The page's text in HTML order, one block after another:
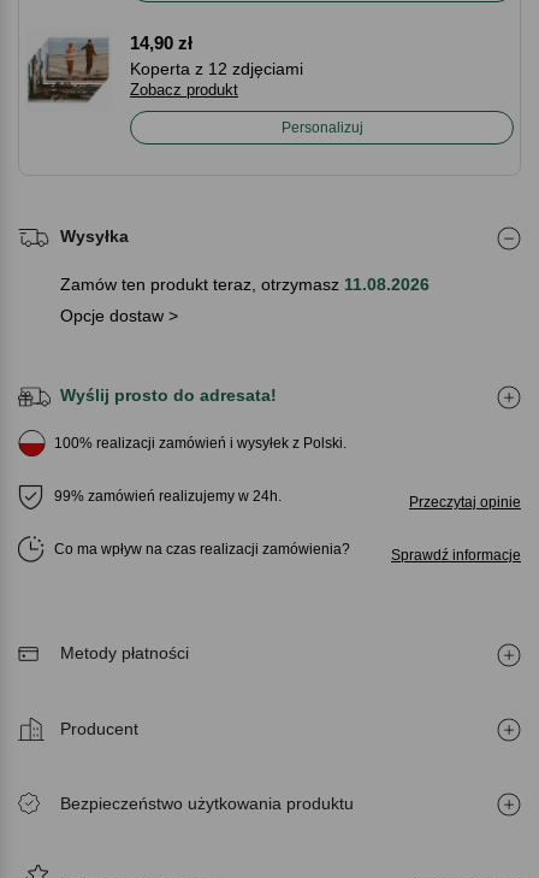
14,90 zł
Koperta z 12 zdjęciami
Zobacz produkt
Personalizuj
Wysyłka
Zamów ten produkt teraz, otrzymasz 11.08.2026
Opcje dostaw >
Wyślij prosto do adresata!
100% realizacji zamówień i wysyłek z Polski.
99% zamówień realizujemy w 24h. Przeczytaj opinie
Co ma wpływ na czas realizacji zamówienia Sprawdź informacje
Metody płatności
Producent
Bezpieczeństwo użytkowania produktu